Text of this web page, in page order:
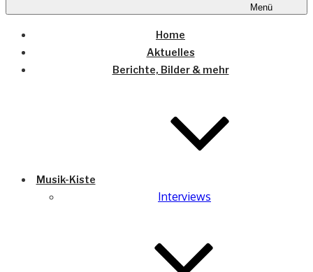
Menü
Home
Aktuelles
Berichte, Bilder & mehr
Musik-Kiste
Interviews